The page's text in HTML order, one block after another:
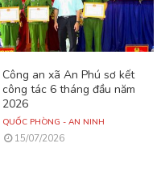
Công an xã An Phú sơ kết
công tác 6 tháng đầu năm
2026
QUỐC PHÒNG - AN NINH
15/07/2026